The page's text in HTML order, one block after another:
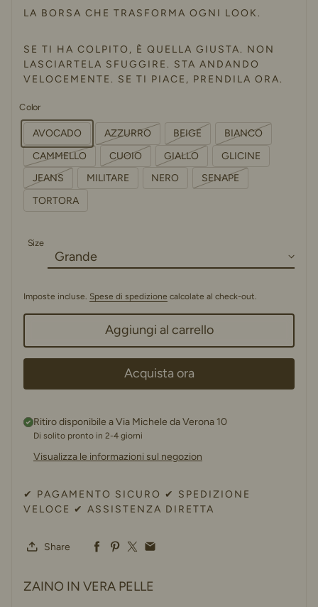
LA BORSA CHE TRASFORMA OGNI LOOK.
SE TI HA COLPITO, È QUELLA GIUSTA. NON
LASCIARTELA SFUGGIRE. STA ANDANDO
VELOCEMENTE. SE TI PIACE, PRENDILA ORA.
Color
AVOCADO AZZURRO BEIGE
BIANCO
CAMMELLO
CUOIO GIALLO
GLICINE
JEANS
MILITARE NERO
SENAPE
TORTORA
Size
Imposte incluse. Spese di spedizione calcolate al check-out.
Aggiungi al carrello
Acquista ora
Ritiro disponibile aVia Michele da Verona 10
Di solito pronto in 2-4 giorni
Visualizza le informazioni sul negozion
✔ PAGAMENTO SICURO ✔ SPEDIZIONE
VELOCE ✔ ASSISTENZA DIRETTA
Share
ZAINO IN VERA PELLE